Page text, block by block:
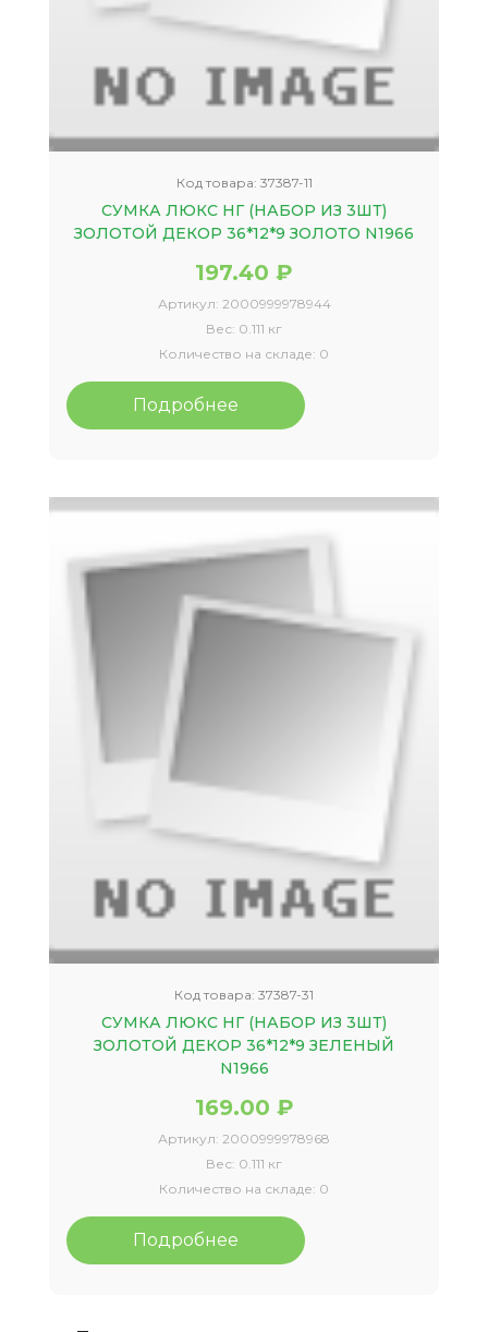
Код товара: 37387-11
СУМКА ЛЮКС НГ (НАБОР ИЗ 3ШТ)
ЗОЛОТОЙ ДЕКОР 36*12*9 ЗОЛОТО N1966
197.40 ₽
Артикул: 2000999978944
Вес: 0.111 кг
Количество на складе: 0
Подробнее
Код товара: 37387-31
СУМКА ЛЮКС НГ (НАБОР ИЗ 3ШТ)
ЗОЛОТОЙ ДЕКОР 36*12*9 ЗЕЛЕНЫЙ
N1966
169.00 ₽
Артикул: 2000999978968
Вес: 0.111 кг
Количество на складе: 0
Подробнее